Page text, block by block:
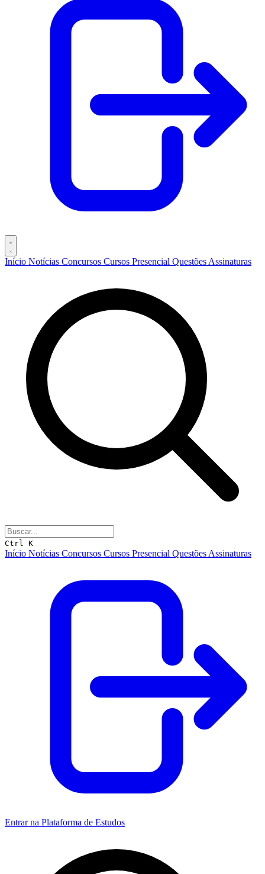
Início Notícias Concursos Cursos Presencial Questões Assinaturas
Ctrl K
Início Notícias Concursos Cursos Presencial Questões Assinaturas
Entrar na Plataforma de Estudos